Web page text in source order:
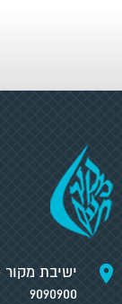
9090900